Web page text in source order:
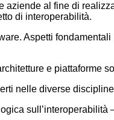
aziende al fine di
di interoperabilità.
Aspetti
e piattaforme
nelle diverse
sull’interoperabilità